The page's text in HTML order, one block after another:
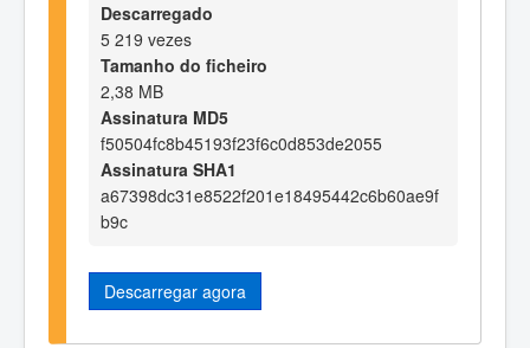
Descarregado
5 219 vezes
Tamanho do ficheiro
2,38 MB
Assinatura MD5
f50504fc8b45193f23f6c0d853de2055
Assinatura SHA1
a67398dc31e8522f201e18495442c6b60ae9f
b9c
Descarregar agora